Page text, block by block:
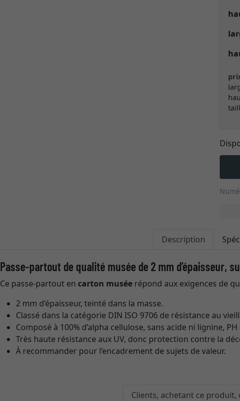
Description
Passe-partout de qualité musée de 2 mm d’épaisseur,
Ce passe-partout en carton musée répond aux exigences de
2 mm d’épaisseur, teinté dans la masse.
Classé dans la catégorie DIN ISO 9706 de résistance au
Composé à 100% d’alpha cellulose, sans acide ni lignine, PH
Très haute résistance aux UV, donc protection contre la
À recommander pour l’encadrement de sujets de valeur.
Clients, achetant ce produit,